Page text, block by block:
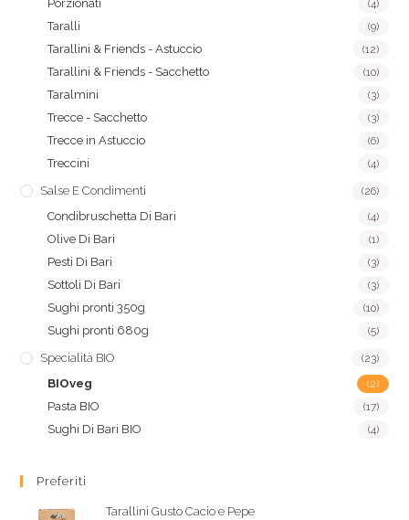
Porzionati (4)
Taralli (9)
Tarallini & Friends - Astuccio (12)
Tarallini & Friends - Sacchetto (10)
Taralmini (3)
Trecce - Sacchetto (3)
Trecce in Astuccio (6)
Treccini (4)
Salse E Condimenti (26)
Condibruschetta Di Bari (4)
Olive Di Bari (1)
Pesti Di Bari (3)
Sottoli Di Bari (3)
Sughi pronti 350g (10)
Sughi pronti 680g (5)
Specialità BIO (23)
BIOveg (2)
Pasta BIO (17)
Sughi Di Bari BIO (4)
Preferiti
Tarallini Gusto Cacio e Pepe